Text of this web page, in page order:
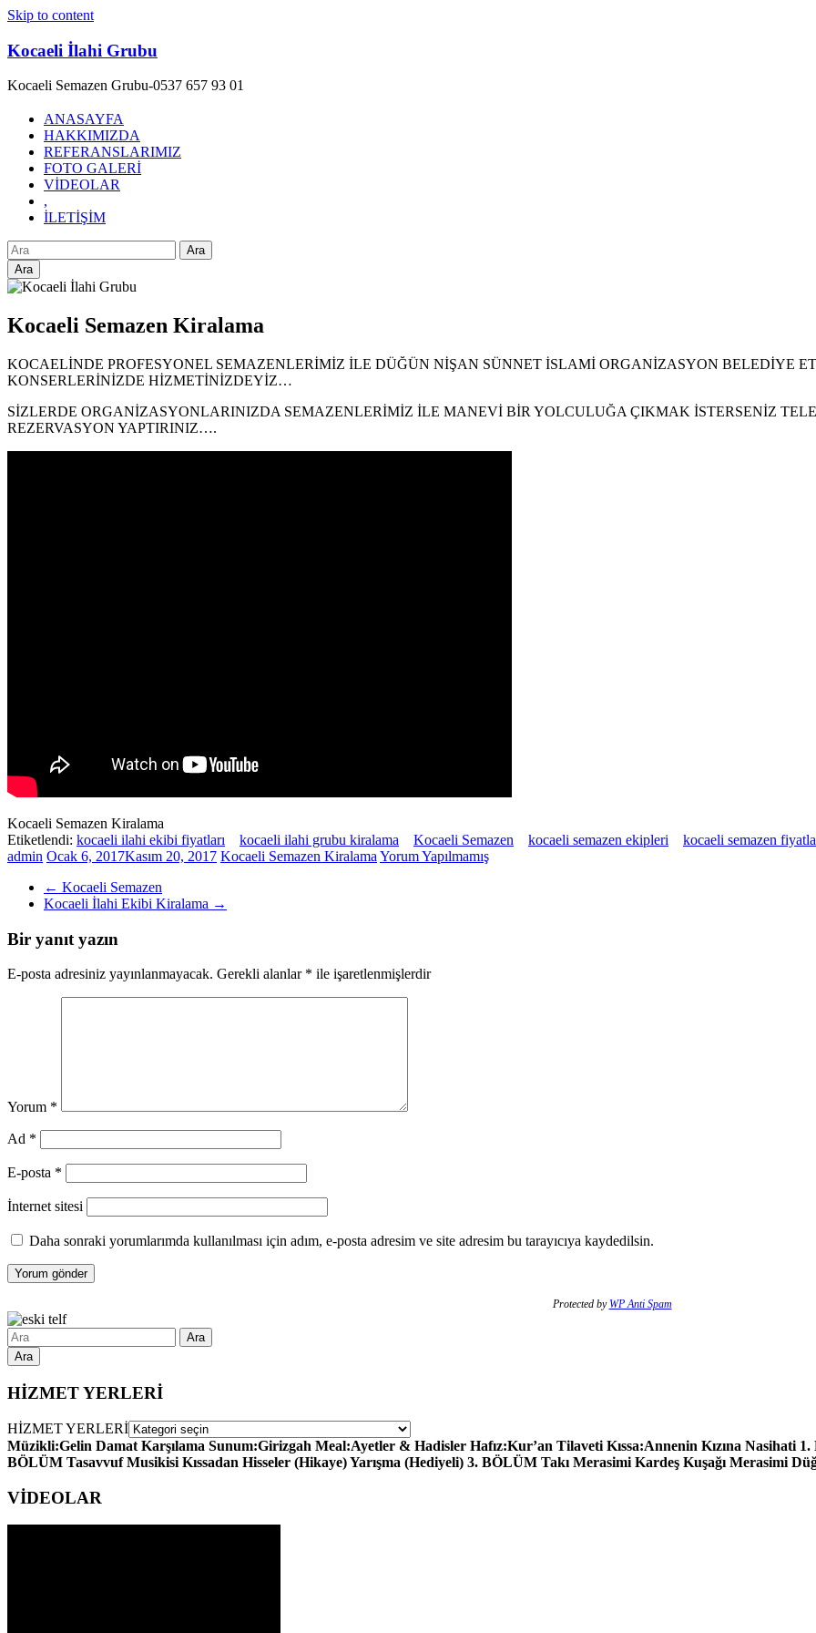
Skip to content
Kocaeli İlahi Grubu
Kocaeli Semazen Grubu-0537 657 93 01
ANASAYFA
HAKKIMIZDA
REFERANSLARIMIZ
FOTO GALERİ
VİDEOLAR
,
İLETİŞİM
Ara
Kocaeli Semazen Kiralama
KOCAELİNDE PROFESYONEL SEMAZENLERİMİZ İLE DÜĞÜN NİŞAN SÜNNET İSLAMİ ORGANİZASYON BELEDİYE
KONSERLERİNİZDE HİZMETİNİZDEYİZ…
SİZLERDE ORGANİZASYONLARINIZDA SEMAZENLERİMİZ İLE MANEVİ BİR YOLCULUĞA ÇIKMAK İSTERSENİZ
REZERVASYON YAPTIRINIZ….
Kocaeli Semazen Kiralama
Etiketlendi: kocaeli ilahi ekibi fiyatları kocaeli ilahi grubu kiralama Kocaeli Semazen kocaeli semazen ekipleri kocaeli semazen
admin Ocak 6, 2017Kasım 20, 2017 Kocaeli Semazen Kiralama Yorum Yapılmamış
← Kocaeli Semazen
Kocaeli İlahi Ekibi Kiralama →
Bir yanıt yazın
E-posta adresiniz yayınlanmayacak. Gerekli alanlar * ile işaretlenmişlerdir
Yorum *
Ad *
E-posta *
İnternet sitesi
Daha sonraki yorumlarımda kullanılması için adım, e-posta adresim ve site adresim bu tarayıcıya kaydedilsin.
Protected by WP Anti Spam
Ara
HİZMET YERLERİ
HİZMET YERLERİ
Müzikli:Gelin Damat Karşılama Sunum:Girizgah Meal:Ayetler & Hadisler Hafız:Kur’an Tilaveti Kıssa:Annenin Kızına Nasihati
BÖLÜM Tasavvuf Musikisi Kıssadan Hisseler (Hikaye) Yarışma (Hediyeli) 3. BÖLÜM Takı Merasimi Kardeş Kuşağı Merasimi
VİDEOLAR